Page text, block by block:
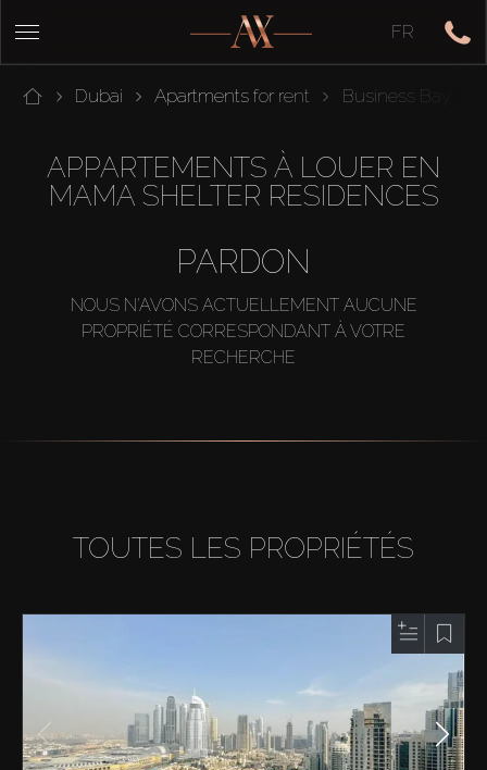
FR
Dubai Apartments for rent Business Bay
APPARTEMENTS À LOUER EN
MAMA SHELTER RESIDENCES
PARDON
NOUS N'AVONS ACTUELLEMENT AUCUNE
PROPRIÉTÉ CORRESPONDANT À VOTRE
RECHERCHE
TOUTES LES PROPRIÉTÉS